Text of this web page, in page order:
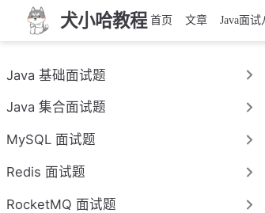
犬小哈教程 首页 文章 Java面试
Java 基础面试题
Java 集合面试题
MySQL 面试题
Redis 面试题
RocketMQ 面试题